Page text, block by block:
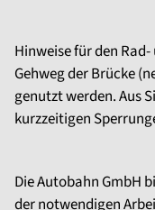
Hinweise für den
Gehweg der Brücke
genutzt werden. Aus
kurzzeitigen
Die Autobahn GmbH
der notwendigen